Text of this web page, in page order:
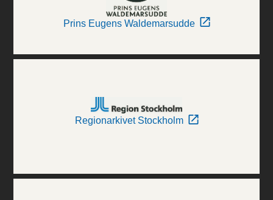
Prins Eugens Waldemarsudde
Regionarkivet Stockholm